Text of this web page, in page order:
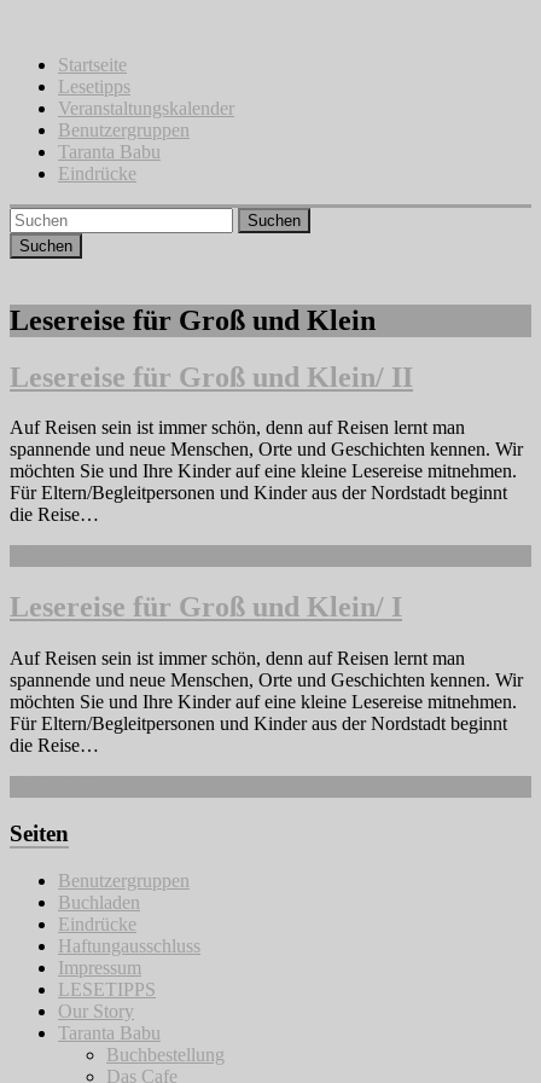
springenStartseite
Lesetipps
Veranstaltungskalender
Benutzergruppen
Taranta Babu
Eindrücke
Suchen
Lesereise für Groß und Klein
Lesereise für Groß und Klein/ II
Auf Reisen sein ist immer schön, denn auf Reisen lernt man
spannende und neue Menschen, Orte und Geschichten kennen. Wir
möchten Sie und Ihre Kinder auf eine kleine Lesereise mitnehmen.
Für Eltern/Begleitpersonen und Kinder aus der Nordstadt beginnt
die Reise…
Lesereise für Groß und Klein/ I
Auf Reisen sein ist immer schön, denn auf Reisen lernt man
spannende und neue Menschen, Orte und Geschichten kennen. Wir
möchten Sie und Ihre Kinder auf eine kleine Lesereise mitnehmen.
Für Eltern/Begleitpersonen und Kinder aus der Nordstadt beginnt
die Reise…
Seiten
Benutzergruppen
Buchladen
Eindrücke
Haftungausschluss
Impressum
LESETIPPS
Our Story
Taranta Babu
Buchbestellung
Das Cafe